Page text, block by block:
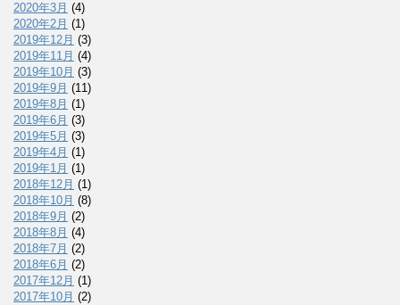
2020年3月 (4)
2020年2月 (1)
2019年12月 (3)
2019年11月 (4)
2019年10月 (3)
2019年9月 (11)
2019年8月 (1)
2019年6月 (3)
2019年5月 (3)
2019年4月 (1)
2019年1月 (1)
2018年12月 (1)
2018年10月 (8)
2018年9月 (2)
2018年8月 (4)
2018年7月 (2)
2018年6月 (2)
2017年12月 (1)
2017年10月 (2)